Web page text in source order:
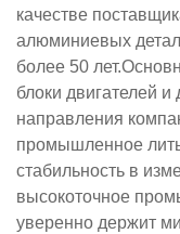
качестве
алюминиевых
более 50
блоки двигателей
направления
промышленное
стабильность в
высокоточное
уверенно держит